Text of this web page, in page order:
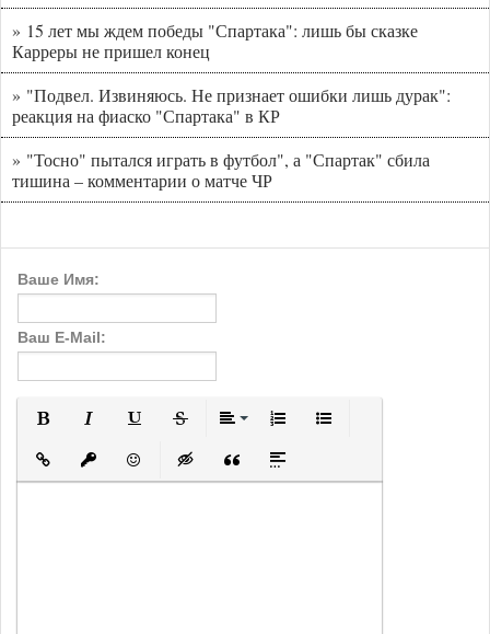
» 15 лет мы ждем победы "Спартака": лишь бы сказке
Карреры не пришел конец
» "Подвел. Извиняюсь. Не признает ошибки лишь дурак":
реакция на фиаско "Спартака" в КР
» "Тосно" пытался играть в футбол", а "Спартак" сбила
тишина – комментарии о матче ЧР
Ваше Имя:
Ваш E-Mail:
Подчеркнутый
Вставить ссылку
Вставить защищенную ссылку
Вставить смайлик
Вставка скрытого текста
Вставка цитаты
Вставка спойлера